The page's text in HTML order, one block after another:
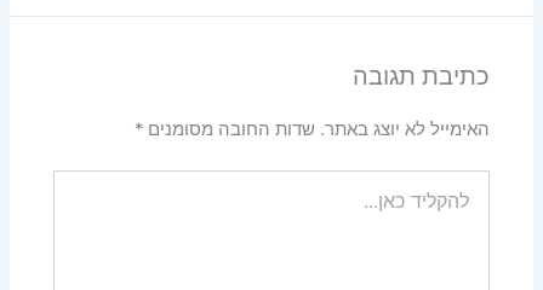
כתיבת תגובה
האימייל לא יוצג באתר. שדות החובה מסומנים*
כאן...